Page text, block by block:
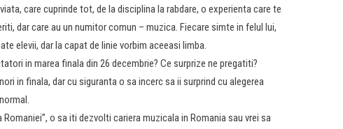
care cuprinde tot, de la disciplina la rabdare, o experienta care te
dar care au un numitor comun – muzica. Fiecare simte in felul lui,
elevii, dar la capat de linie vorbim aceeasi limba.
in marea finala din 26 decembrie? Ce surprize ne pregatiti?
in finala, dar cu siguranta o sa incerc sa ii surprind cu alegerea
o sa iti dezvolti cariera muzicala in Romania sau vrei sa